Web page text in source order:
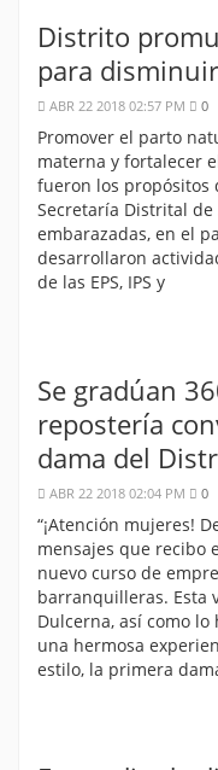
Distrito
para
ABR 22 2018 02:57 PM 0
Promover el parto
materna y fortalecer
fueron los propósitos
Secretaría Distrital de
embarazadas, en el
desarrollaron
de las EPS, IPS y
Se gradúan
repostería
dama del
ABR 22 2018 02:04 PM 0
“¡Atención mujeres!
mensajes que recibo
nuevo curso de
barranquilleras. Esta
Dulcerna, así como
una hermosa
estilo, la primera